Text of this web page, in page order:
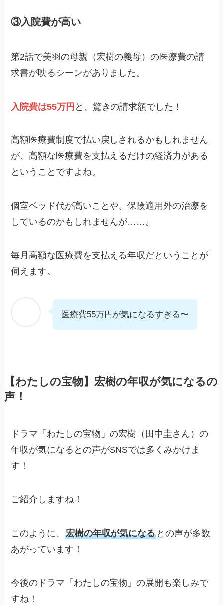
③入院費が高い
第2話で美羽の母親（宏樹の義母）の医療費の請
求書が映るシーンがありました。
入院費は55万円 と、驚きの請求額でした！
高額医療費制度で払い戻しされるかもしれません
が、高額な医療費を支払えるだけの経済力がある
ということですよね。
個室ベッド代が高いことや、保険適用外の治療を
しているのかもしれませんが……。
毎月高額な医療費を支払える年収だということが
伺えます。
医療費55万円が気になるすぎる〜
【わたしの宝物】宏樹の年収が気になるの
声！
ドラマ「わたしの宝物」の宏樹（田中圭さん）の
年収が気になるとの声がSNSでは多くみかけま
す！
ご紹介しますね！
このように、宏樹の年収が気になる との声が多数
あがっています！
今後のドラマ「わたしの宝物」の展開も楽しみで
すね！